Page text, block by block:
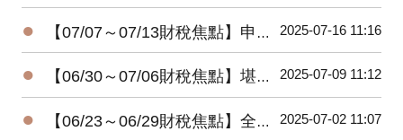
● 【07/07～07/13財稅焦點】申請重購退稅遷戶籍需在兩年內完成 2025-07-16 11:16
● 【06/30～07/06財稅焦點】堪稱人生勝利組! 兩戶千萬大戶去年不用繳稅 2025-07-09 11:12
● 【06/23～06/29財稅焦點】全台高達992億祖產等待子孫繼承!! 2025-07-02 11:07